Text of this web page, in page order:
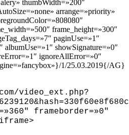
thumbWidth=»200″
arrange=»priority»
frame_height=»300″
paginUse=»1″
albumUse=»1″ showSignature=»0″
ignoreAllError=»0″
1/25.03.2019{/AG}
video_ext.php?
frameborder=»0″
>